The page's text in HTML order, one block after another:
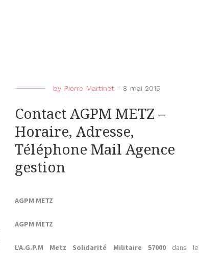
by Pierre Martinet - 8 mai 2015
Contact AGPM METZ –
Horaire, Adresse,
Téléphone Mail Agence
gestion
AGPM METZ
AGPM METZ
L’A.G.P.M Metz Solidarité Militaire 57000 dans le